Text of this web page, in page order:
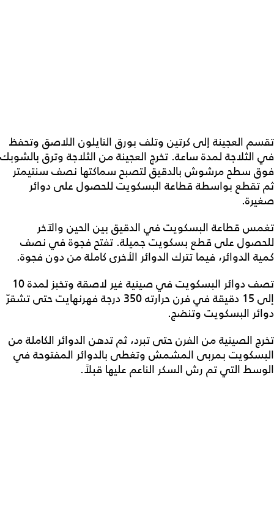
تقسم العجينة إلى كرتين وتلف بورق النايلون اللاصق وتحفظ
في الثلاجة لمدة ساعة. تخرج العجينة من الثلاجة وترق بالشوبك
فوق سطح مرشوش بالدقيق لتصبح سماكتها نصف سنتيمتر
ثم تقطع بواسطة قطاعة البسكويت للحصول على دوائر
صغيرة.
تغمس قطاعة البسكويت في الدقيق بين الحين والآخر
للحصول على قطع بسكويت جميلة. تفتح فجوة في نصف
كمية الدوائر، فيما تترك الدوائر الأخرى كاملة من دون فجوة.
تصف دوائر البسكويت في صينية غير لاصقة وتخبز لمدة 10
إلى 15 دقيقة في فرن حرارته 350 درجة فهرنهايت حتى تشقرّ
دوائر البسكويت وتنضج.
تخرج الصينية من الفرن حتى تبرد، ثم تدهن الدوائر الكاملة من
البسكويت بمربى المشمش وتغطى بالدوائر المفتوحة في
الوسط التي تم رش السكر الناعم عليها قبلاً.